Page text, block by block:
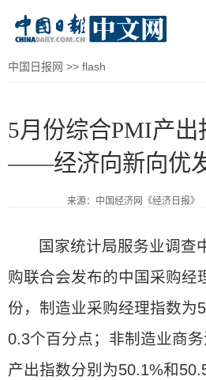
中国日报网 >> flash
5月份综合PMI产
——经济向新向优
来源：中国经济网《经济日报
国家统计局服务业调查
购联合会发布的中国采购经
份，制造业采购经理指数为
0.3个百分点；非制造业商
产出指数分别为50.1%和